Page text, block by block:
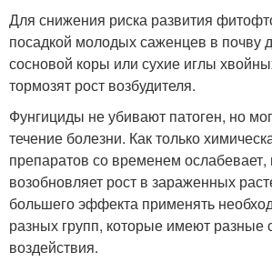
Для снижения риска развития
посадкой молодых саженцев в почву
сосновой коры или сухие иглы
тормозят рост возбудителя.
Фунгициды не убивают патоген, но
течение болезни. Как только
препаратов со временем ослабевает,
возобновляет рост в зараженных
большего эффекта применять
разных групп, которые имеют разные
воздействия.